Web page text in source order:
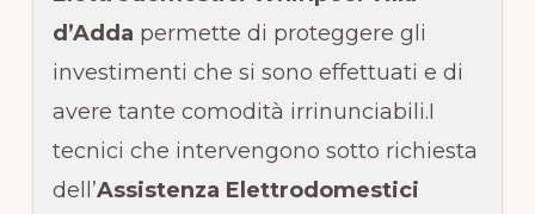
d’Adda permette di proteggere gli
investimenti che si sono effettuati e di
avere tante comodità irrinunciabili.I
tecnici che intervengono sotto richiesta
dell’Assistenza Elettrodomestici